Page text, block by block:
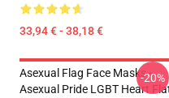
33,94 € - 38,18 €
Asexual Flag Face Masks -
Asexual Pride LGBT Heart
-20%